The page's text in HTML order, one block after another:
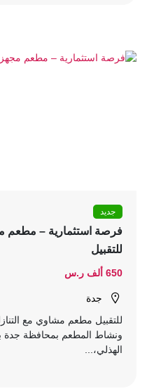
جديد
فرصة استثمارية – مطعم
للتقبيل
650 ألف ر.س
جدة
للتقبيل مطعم مشاوي مع
ونشاط المطعم بمحافظة جدة
الهذلي،...